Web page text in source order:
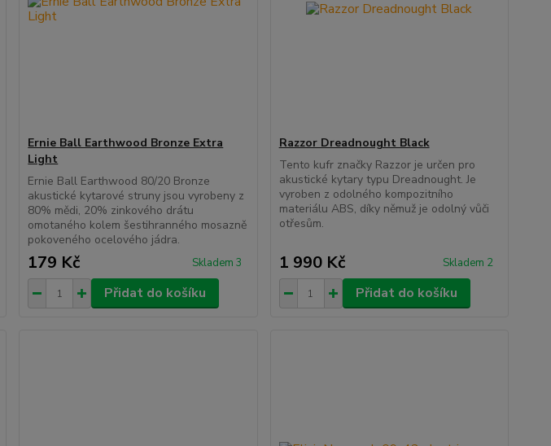
Ernie Ball Earthwood Bronze Extra
Light
Ernie Ball Earthwood 80/20 Bronze
akustické kytarové struny jsou vyrobeny z
80% mědi, 20% zinkového drátu
omotaného kolem šestihranného mosazně
pokoveného ocelového jádra.
179 Kč Skladem 3
Přidat do košíku
Razzor Dreadnought Black
Tento kufr značky Razzor je určen pro
akustické kytary typu Dreadnought. Je
vyroben z odolného kompozitního
materiálu ABS, díky němuž je odolný vůči
otřesům.
1 990 Kč Skladem 2
Přidat do košíku